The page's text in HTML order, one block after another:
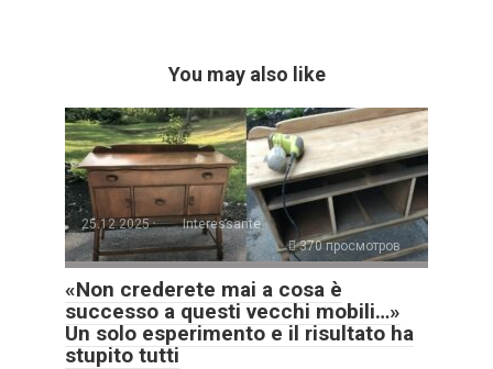
You may also like
25.12.2025
Interessante
370 просмотров
«Non crederete mai a cosa è
successo a questi vecchi mobili…»
Un solo esperimento e il risultato ha
stupito tutti